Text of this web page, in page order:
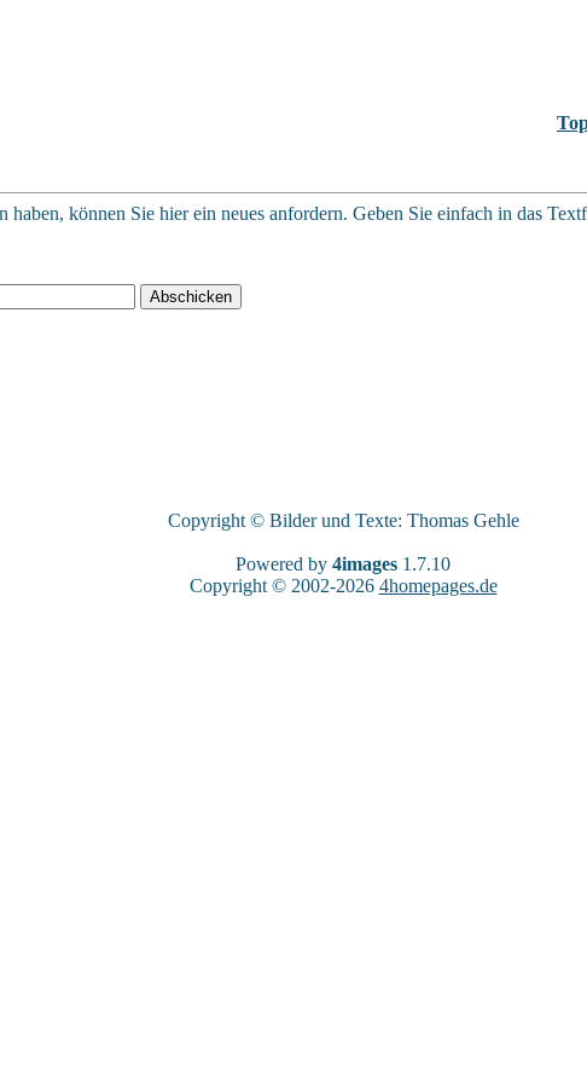
haben, können Sie hier ein neues anfordern. Geben Sie einfach in das
Copyright © Bilder und Texte: Thomas Gehle
Powered by 4images 1.7.10
Copyright © 2002-2026 4homepages.de